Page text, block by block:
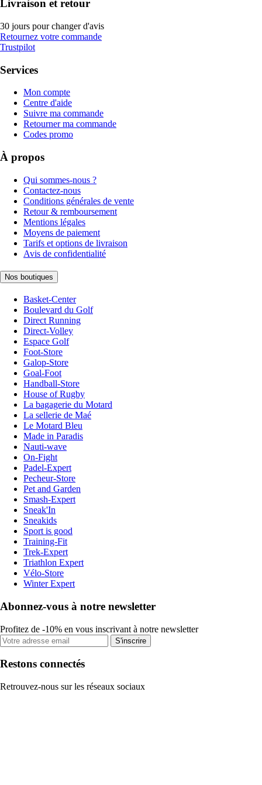
Livraison et retour
30 jours pour changer d'avis
Retournez votre commande
Trustpilot
Services
Mon compte
Centre d'aide
Suivre ma commande
Retourner ma commande
Codes promo
À propos
Qui sommes-nous ?
Contactez-nous
Conditions générales de vente
Retour & remboursement
Mentions légales
Moyens de paiement
Tarifs et options de livraison
Avis de confidentialité
Nos boutiques
Basket-Center
Boulevard du Golf
Direct Running
Direct-Volley
Espace Golf
Foot-Store
Galop-Store
Goal-Foot
Handball-Store
House of Rugby
La bagagerie du Motard
La sellerie de Maé
Le Motard Bleu
Made in Paradis
Nauti-wave
On-Fight
Padel-Expert
Pecheur-Store
Pet and Garden
Smash-Expert
Sneak'In
Sneakids
Sport is good
Training-Fit
Trek-Expert
Triathlon Expert
Vélo-Store
Winter Expert
Abonnez-vous à notre newsletter
Profitez de -10% en vous inscrivant à notre newsletter
S'inscrire
Restons connectés
Retrouvez-nous sur les réseaux sociaux